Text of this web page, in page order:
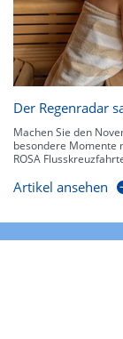
Der Regenradar
Machen Sie den
besondere Momente
ROSA
Artikel ansehen